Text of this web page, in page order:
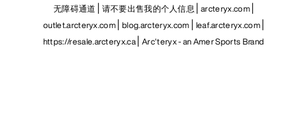
无障碍通道
请不要出售我的个人信息 arcteryx.com
outlet.arcteryx.com blog.arcteryx.com leaf.arcteryx.com
https://resale.arcteryx.ca Arc'teryx - an Amer Sports Brand